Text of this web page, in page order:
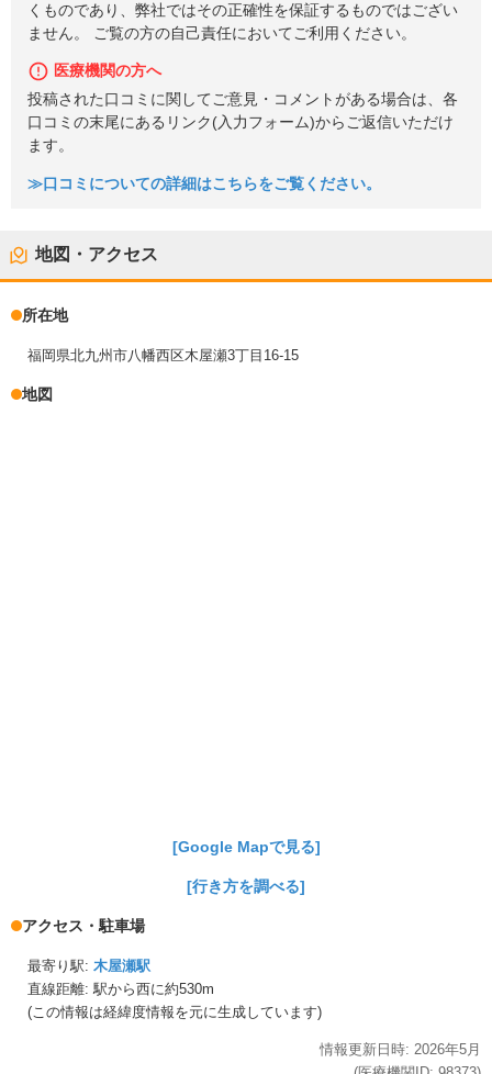
くものであり、弊社ではその正確性を保証するものではござい
ません。 ご覧の方の自己責任においてご利用ください。
医療機関の方へ
投稿された口コミに関してご意見・コメントがある場合は、各
口コミの末尾にあるリンク(入力フォーム)からご返信いただけ
ます。
≫口コミについての詳細はこちらをご覧ください。
地図・アクセス
所在地
福岡県北九州市八幡西区木屋瀬3丁目16-15
地図
[Google Mapで見る]
[行き方を調べる]
アクセス・駐車場
最寄り駅: 木屋瀬駅
直線距離: 駅から西に約530m
(この情報は経緯度情報を元に生成しています)
情報更新日時: 2026年5月